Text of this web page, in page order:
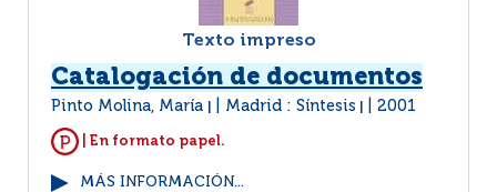
Texto impreso
Catalogación de documentos
Pinto Molina, María Madrid : Síntesis 2001
| En formato papel.
MÁS INFORMACIÓN...